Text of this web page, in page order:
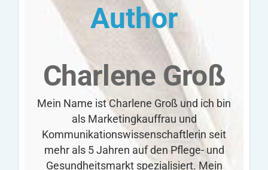
Author
Charlene Groß
Mein Name ist Charlene Groß und ich bin
als Marketingkauffrau und
Kommunikationswissenschaftlerin seit
mehr als 5 Jahren auf den Pflege- und
Gesundheitsmarkt spezialisiert. Mein